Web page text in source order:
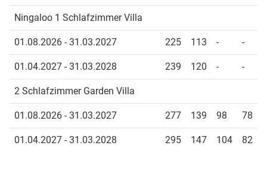
Ningaloo 1 Schlafzimmer Villa
01.08.2026 - 31.03.2027 225 113 - -
01.04.2027 - 31.03.2028 239 120 - -
2 Schlafzimmer Garden Villa
01.08.2026 - 31.03.2027 277 139 98 78
01.04.2027 - 31.03.2028 295 147 104 82